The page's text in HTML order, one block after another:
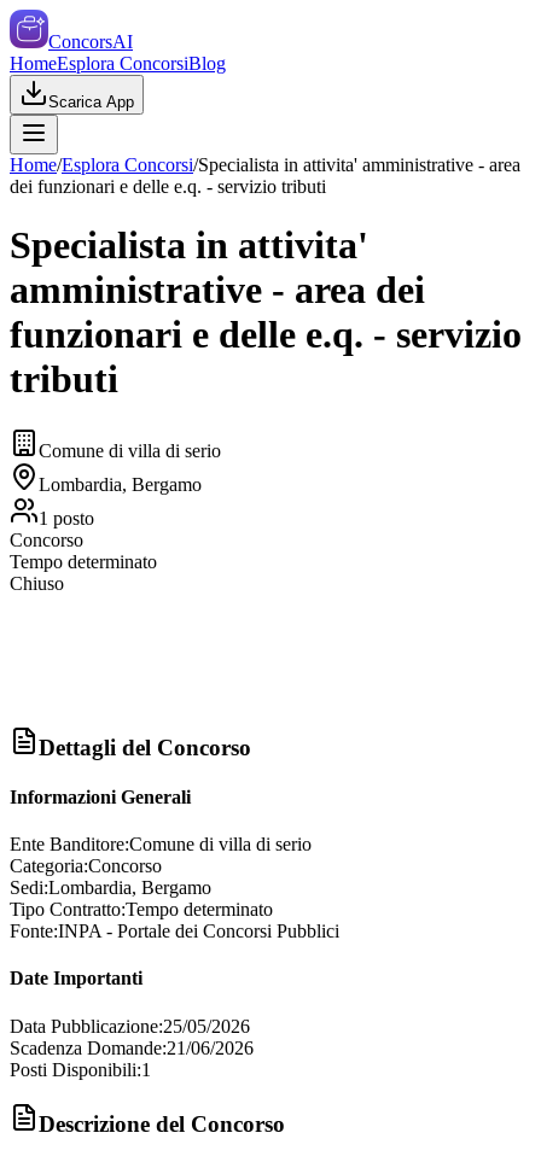
ConcorsAI
HomeEsplora ConcorsiBlog
Scarica App
Home/Esplora Concorsi/Specialista in attivita' amministrative - area
dei funzionari e delle e.q. - servizio tributi
Specialista in attivita'
amministrative - area dei
funzionari e delle e.q. - servizio
tributi
Comune di villa di serio
Lombardia, Bergamo
1 posto
Concorso
Tempo determinato
Chiuso
Dettagli del Concorso
Informazioni Generali
Ente Banditore:Comune di villa di serio
Categoria:Concorso
Sedi:Lombardia, Bergamo
Tipo Contratto:Tempo determinato
Fonte:INPA - Portale dei Concorsi Pubblici
Date Importanti
Data Pubblicazione:25/05/2026
Scadenza Domande:21/06/2026
Posti Disponibili:1
Descrizione del Concorso